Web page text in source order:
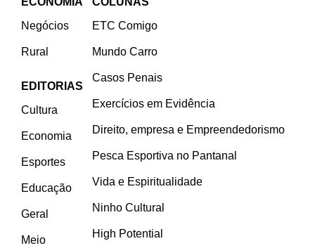
Negócios
Rural
EDITORIAS
Cultura
Economia
Esportes
Educação
Geral
Meio
ETC Comigo
Mundo Carro
Casos Penais
Exercícios em Evidência
Direito, empresa e Empreendedorismo
Pesca Esportiva no Pantanal
Vida e Espiritualidade
Ninho Cultural
High Potential